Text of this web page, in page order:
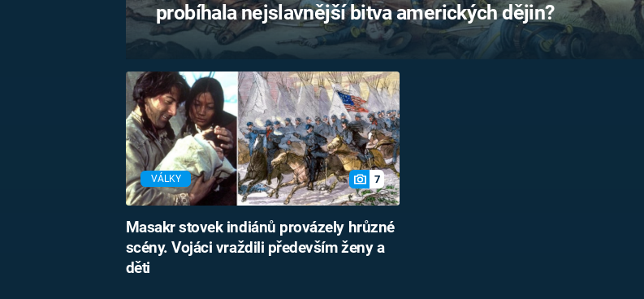
probíhala nejslavnější bitva amerických dějin?
VÁLKY 7
Masakr stovek indiánů provázely hrůzné
scény. Vojáci vraždili především ženy a
děti